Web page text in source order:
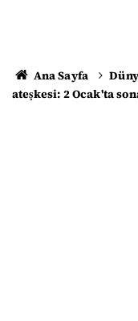
Ana Sayfa
ateşkesi: 2 Ocak'ta